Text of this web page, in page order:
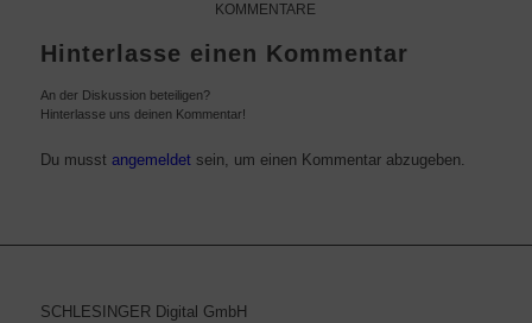
KOMMENTARE
Hinterlasse einen Kommentar
An der Diskussion beteiligen?
Hinterlasse uns deinen Kommentar!
Du musst angemeldetsein, um einen Kommentar abzugeben.
SCHLESINGER Digital GmbH